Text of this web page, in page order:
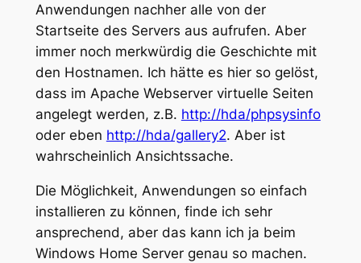
Anwendungen nachher alle von der
Startseite des Servers aus aufrufen. Aber
immer noch merkwürdig die Geschichte mit
den Hostnamen. Ich hätte es hier so gelöst,
dass im Apache Webserver virtuelle Seiten
angelegt werden, z.B. http://hda/phpsysinfo
oder eben http://hda/gallery2. Aber ist
wahrscheinlich Ansichtssache.
Die Möglichkeit, Anwendungen so einfach
installieren zu können, finde ich sehr
ansprechend, aber das kann ich ja beim
Windows Home Server genau so machen.